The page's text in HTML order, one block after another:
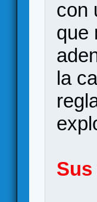
con
que
la